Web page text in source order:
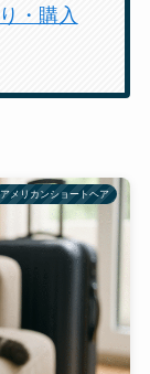
・購入
アメリカンショートヘア